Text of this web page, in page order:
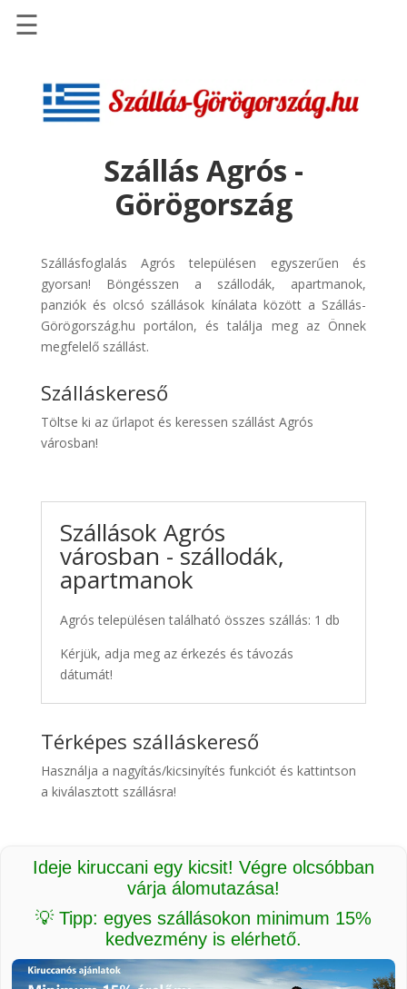
Szállások
Repülőjegy
pénzvisszatérítéssel
Discover
Cars
Transzfer
Kiwi
Taxi
☰
Szállás Agrós -
Görögország
Szállásfoglalás Agrós településen egyszerűen és
gyorsan! Böngésszen a szállodák, apartmanok,
panziók és olcsó szállások kínálata között a Szállás-
Görögország.hu portálon, és találja meg az Önnek
megfelelő szállást.
Szálláskereső
Töltse ki az űrlapot és keressen szállást Agrós
városban!
Szállások Agrós
városban - szállodák,
apartmanok
Agrós településen található összes szállás: 1 db
Kérjük, adja meg az érkezés és távozás
dátumát!
Térképes szálláskereső
Használja a nagyítás/kicsinyítés funkciót és kattintson
a kiválasztott szállásra!
Ideje kiruccani egy kicsit! Végre olcsóbban
várja álomutazása!
💡 Tipp: egyes szállásokon minimum 15%
kedvezmény is elérhető.